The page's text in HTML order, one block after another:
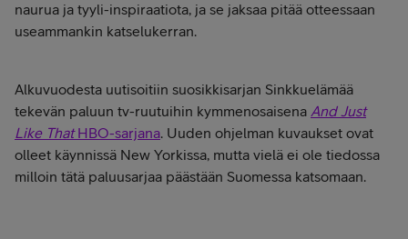
naurua ja tyyli-inspiraatiota, ja se jaksaa pitää otteessaan
useammankin katselukerran.
Alkuvuodesta uutisoitiin suosikkisarjan Sinkkuelämää
tekevän paluun tv-ruutuihin kymmenosaisena And Just
Like ThatHBO-sarjana. Uuden ohjelman kuvaukset ovat
olleet käynnissä New Yorkissa, mutta vielä ei ole tiedossa
milloin tätä paluusarjaa päästään Suomessa katsomaan.